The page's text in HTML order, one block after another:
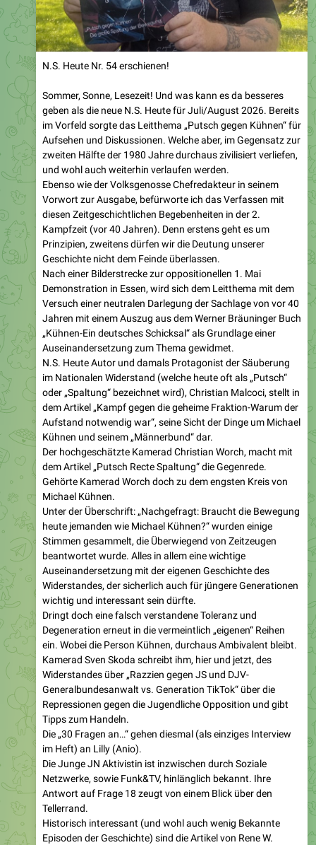
N.S. Heute Nr. 54 erschienen!
Sommer, Sonne, Lesezeit! Und was kann es da besseres
im Vorfeld sorgte das Leitthema „Putsch gegen Kühnen“ für
Aufsehen und Diskussionen. Welche aber, im Gegensatz zur
zweiten Hälfte der 1980 Jahre durchaus zivilisiert verliefen,
und wohl auch weiterhin verlaufen werden.
Ebenso wie der Volksgenosse Chefredakteur in seinem
Vorwort zur Ausgabe, befürworte ich das Verfassen mit
diesen Zeitgeschichtlichen Begebenheiten in der 2.
Kampfzeit (vor 40 Jahren). Denn erstens geht es um
Prinzipien, zweitens dürfen wir die Deutung unserer
Geschichte nicht dem Feinde überlassen.
Nach einer Bilderstrecke zur oppositionellen 1. Mai
Demonstration in Essen, wird sich dem Leitthema mit dem
Versuch einer neutralen Darlegung der Sachlage von vor 40
Jahren mit einem Auszug aus dem Werner Bräuninger Buch
„Kühnen-Ein deutsches Schicksal“ als Grundlage einer
Auseinandersetzung zum Thema gewidmet.
N.S. Heute Autor und damals Protagonist der Säuberung
im Nationalen Widerstand (welche heute oft als „Putsch“
oder „Spaltung“ bezeichnet wird), Christian Malcoci, stellt in
dem Artikel „Kampf gegen die geheime Fraktion-Warum der
Aufstand notwendig war“, seine Sicht der Dinge um Michael
Kühnen und seinem „Männerbund“ dar.
Der hochgeschätzte Kamerad Christian Worch, macht mit
dem Artikel „Putsch Recte Spaltung“ die Gegenrede.
Gehörte Kamerad Worch doch zu dem engsten Kreis von
Michael Kühnen.
Unter der Überschrift: „Nachgefragt: Braucht die Bewegung
heute jemanden wie Michael Kühnen?“ wurden einige
Stimmen gesammelt, die Überwiegend von Zeitzeugen
beantwortet wurde. Alles in allem eine wichtige
Auseinandersetzung mit der eigenen Geschichte des
Widerstandes, der sicherlich auch für jüngere Generationen
wichtig und interessant sein dürfte.
Dringt doch eine falsch verstandene Toleranz und
Degeneration erneut in die vermeintlich „eigenen“ Reihen
ein. Wobei die Person Kühnen, durchaus Ambivalent bleibt.
Kamerad Sven Skoda schreibt ihm, hier und jetzt, des
Widerstandes über „Razzien gegen JS und DJV-
Generalbundesanwalt vs. Generation TikTok“ über die
Repressionen gegen die Jugendliche Opposition und gibt
Tipps zum Handeln.
Die „30 Fragen an…“ gehen diesmal (als einziges Interview
im Heft) an Lilly (Anio).
Die Junge JN Aktivistin ist inzwischen durch Soziale
Netzwerke, sowie Funk&TV, hinlänglich bekannt. Ihre
Antwort auf Frage 18 zeugt von einem Blick über den
Tellerrand.
Historisch interessant (und wohl auch wenig Bekannte
Episoden der Geschichte) sind die Artikel von Rene W.
Näuberring: „Sie sind hiermit ausgeschlossen!- Ernst
Anrichs Opposition im NS-Studentenbund“, sowie „Der